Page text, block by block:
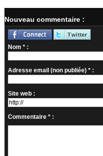
Nouveau commentaire :
Nom * :
Adresse email (non publiée) * :
Site web :
Commentaire * :